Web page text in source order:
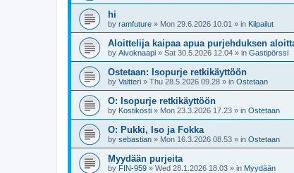
hi
by ramfuture » Mon 29.6.2026 10.01 » in Kilpailut
Aloittelija kaipaa apua purjehduksen
by Aivoknaapi » Sat 30.5.2026 12.04 » in Gastipörssi
Ostetaan: Isopurje retkikäyttöön
by Valtteri » Thu 28.5.2026 09.28 » in Ostetaan
O: Isopurje retkikäyttöön
by Kostikosti » Mon 23.3.2026 17.23 » in Ostetaan
O: Pukki, Iso ja Fokka
by sebastian » Mon 16.3.2026 08.53 » in Ostetaan
Myydään purjeita
by FIN-959 » Wed 28.1.2026 18.03 » in Myydään